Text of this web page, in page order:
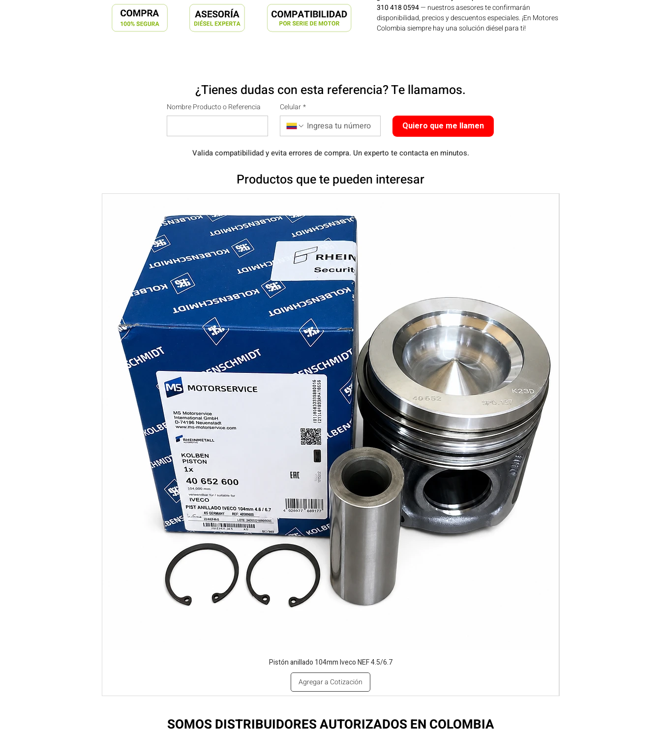
310 418 0594— nuestros asesores te confirmarán
disponibilidad, precios y descuentos especiales. ¡En Motores
Colombia siempre hay una solución diésel para ti!
¿Tienes dudas con esta referencia? Te llamamos.
Nombre Producto o Referencia Celular *
Quiero que me llamen
Valida compatibilidad y evita errores de compra. Un experto te contacta en minutos.
Productos que te pueden interesar
Pistón anillado 104mm Iveco NEF 4.5/6.7
Agregar a Cotización
SOMOS DISTRIBUIDORES AUTORIZADOS EN COLOMBIA